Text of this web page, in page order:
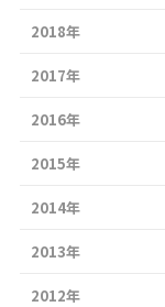
2018年
2017年
2016年
2015年
2014年
2013年
2012年